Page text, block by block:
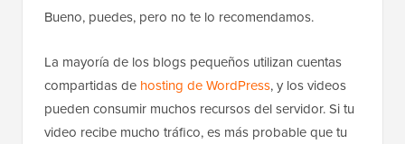
Bueno, puedes, pero no te lo recomendamos.
La mayoría de los blogs pequeños utilizan cuentas
compartidas de hosting de WordPress, y los videos
pueden consumir muchos recursos del servidor. Si tu
video recibe mucho tráfico, es más probable que tu